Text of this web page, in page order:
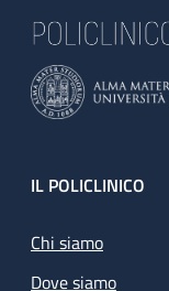
Footer
IL POLICLINICO
Chi siamo
Dove siamo